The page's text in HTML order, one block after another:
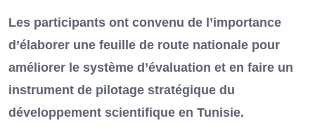
Les participants ont convenu de l’importance
d’élaborer une feuille de route nationale pour
améliorer le système d’évaluation et en faire un
instrument de pilotage stratégique du
développement scientifique en Tunisie.